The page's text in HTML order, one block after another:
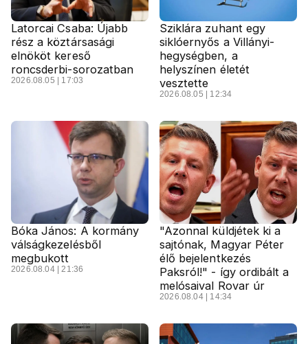
Latorcai Csaba: Újabb
rész a köztársasági
elnököt kereső
roncsderbi-sorozatban
2026.08.05 | 17:03
Sziklára zuhant egy
siklóernyős a Villányi-
hegységben, a
helyszínen életét
vesztette
2026.08.05 | 12:34
Bóka János: A kormány
válságkezelésből
megbukott
2026.08.04 | 21:36
"Azonnal küldjétek ki a
sajtónak, Magyar Péter
élő bejelentkezés
Paksról!" - így ordibált a
melósaival Rovar úr
2026.08.04 | 14:34